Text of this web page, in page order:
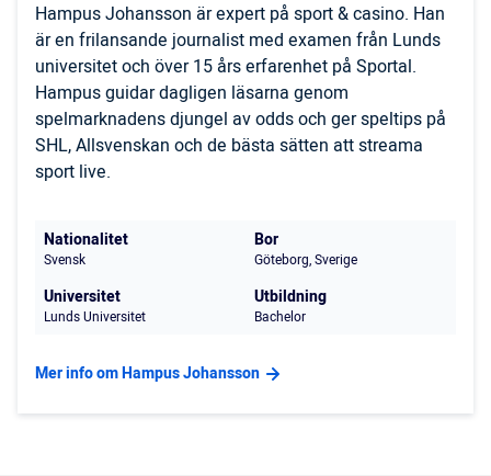
Hampus Johansson är expert på sport & casino. Han
är en frilansande journalist med examen från Lunds
universitet och över 15 års erfarenhet på Sportal.
Hampus guidar dagligen läsarna genom
spelmarknadens djungel av odds och ger speltips på
SHL, Allsvenskan och de bästa sätten att streama
sport live.
Nationalitet
Svensk
Bor
Göteborg, Sverige
Universitet
Lunds Universitet
Utbildning
Bachelor
Mer info om Hampus Johansson